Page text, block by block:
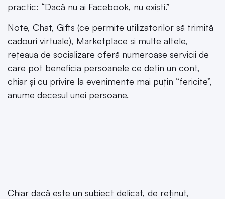
practic: “Dacă nu ai Facebook, nu exiști.”
Note, Chat, Gifts (ce permite utilizatorilor să trimită
cadouri virtuale), Marketplace și multe altele,
rețeaua de socializare oferă numeroase servicii de
care pot beneficia persoanele ce dețin un cont,
chiar și cu privire la evenimente mai puțin “fericite”,
anume decesul unei persoane.
Chiar dacă este un subiect delicat, de reținut,